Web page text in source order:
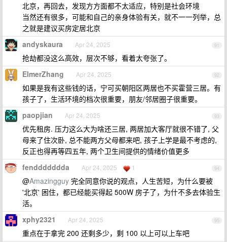
北京，再回去，发现方方面都不太适应，特别是社会环境
当然还有很多，可能和自己的亲身体验有关，就不一一列举，总
之就是建议买房定居北京
91
andyskaura Apr 24, 2025
抢劫都没这么高效，层次不够，看着太夸张了。
92
ElmerZhang Apr 24, 2025
如果是我有这些钱的话，宁可买朝阳区两居也不买霍营三居。有
孩子了，生活环境的档次很重要，朋友/邻居圈子很重要。
93
paopjian Apr 24, 2025
优先租房. 压力这么大为啥还三居, 两居加大客厅就很不错了, 父
母来了住次卧, 总不能两方父母都来吧, 孩子上学是最不考虑的,
反正也得再等四五年, 两个卫生间提供的情绪价值更多
94
fenddddddda Apr 24, 2025 1
@Amazingguy 完全同意你说的观点，人生苦短，为什么要被
'北京' 困住，都已经能买得起 500W 房子了，为什不多去体验生
活。
95
xphy2321 Apr 24, 2025
重点在于拿完 200 还剩多少，剩 100 以上可以上车吧